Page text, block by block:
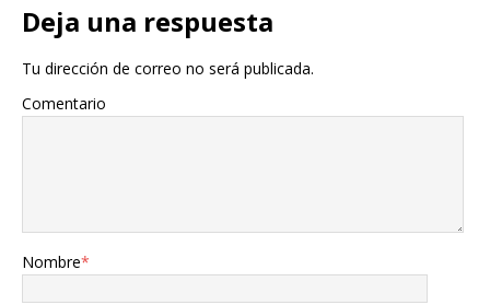
Deja una respuesta
Tu dirección de correo no será publicada.
Comentario
Nombre*